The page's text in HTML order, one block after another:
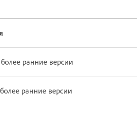
более ранние версии
ранние версии